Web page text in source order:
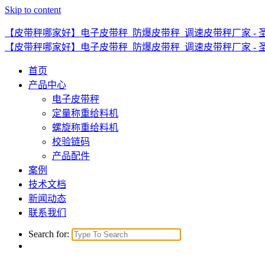
Skip to content
【皮带秤哪家好】电子皮带秤_防爆皮带秤_调速皮带秤厂家 -
【皮带秤哪家好】电子皮带秤_防爆皮带秤_调速皮带秤厂家 -
首页
产品中心
电子皮带秤
定量称重给料机
螺旋称重给料机
校验链码
产品配件
案例
技术文档
新闻动态
联系我们
Search for: